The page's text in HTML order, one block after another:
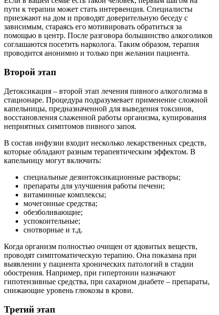
пути к терапии может стать интервенция. Специалисты
приезжают на дом и проводят доверительную беседу с
зависимым, стараясь его мотивировать обратиться за
помощью в центр. После разговора большинство алкоголиков
соглашаются посетить нарколога. Таким образом, терапия
проводится анонимно и только при желании пациента.
Второй этап
Детоксикация – второй этап лечения пивного алкоголизма в
стационаре. Процедура подразумевает применение сложной
капельницы, предназначенной для выведения токсинов,
восстановления слаженной работы организма, купирования
неприятных симптомов пивного запоя.
В состав инфузии входит несколько лекарственных средств,
которые обладают разным терапевтическим эффектом. В
капельницу могут включить:
специальные дезинтоксикационные растворы;
препараты для улучшения работы печени;
витаминные комплексы;
мочегонные средства;
обезболивающие;
успокоительные;
снотворные и т.д.
Когда организм полностью очищен от ядовитых веществ,
проводят симптоматическую терапию. Она показана при
выявлении у пациента хронических патологий в стадии
обострения. Например, при гипертонии назначают
гипотензивные средства, при сахарном диабете – препараты,
снижающие уровень глюкозы в крови.
Третий этап